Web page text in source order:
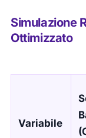
Simulazione
Ottimizzato
Variabile